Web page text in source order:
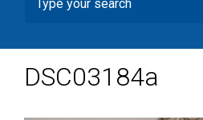
DSC03184a